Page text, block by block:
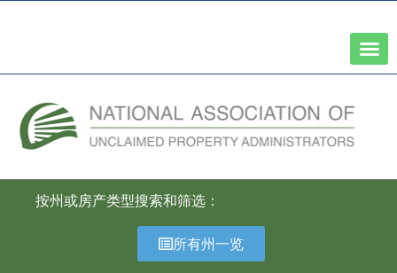
按州或房产类型搜索和筛选：
所有州一览